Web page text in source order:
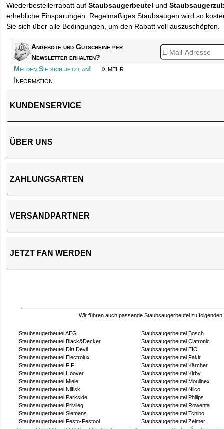
Wiederbestellerrabatt aufStaubsaugerbeutel und
erhebliche Einsparungen. Regelmäßiges Staubsaugen wird so
Sie sich über alle Bedingungen, um den Rabatt voll auszuschöpfen.
Angebote und Gutscheine per
Newsletter erhalten?
Melden Sie sich jetzt an!
» mehr
Information
KUNDENSERVICE
ÜBER UNS
ZAHLUNGSARTEN
VERSANDPARTNER
JETZT FAN WERDEN
Wir führen auch passende Staubsaugerbeutel zu folgenden
Staubsaugerbeutel AEG
Staubsaugerbeutel Bosch
Staubsaugerbeutel Black&Decker
Staubsaugerbeutel Clatronic
Staubsaugerbeutel Dirt Devil
Staubsaugerbeutel EIO
Staubsaugerbeutel Electrolux
Staubsaugerbeutel Fakir
Staubsaugerbeutel FIF
Staubsaugerbeutel Kärcher
Staubsaugerbeutel Hoover
Staubsaugerbeutel Kirby
Staubsaugerbeutel Miele
Staubsaugerbeutel Moulinex
Staubsaugerbeutel Nilfisk
Staubsaugerbeutel Nilco
Staubsaugerbeutel Parkside
Staubsaugerbeutel Philips
Staubsaugerbeutel Privileg
Staubsaugerbeutel Rowenta
Staubsaugerbeutel Siemens
Staubsaugerbeutel Tchibo
Staubsaugerbeutel Festo-Festool
Staubsaugerbeutel Zelmer
®